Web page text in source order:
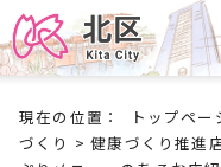
現在の位置： トップペー
づくり >健康づくり推進